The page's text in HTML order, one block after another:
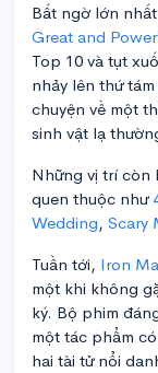
Bất ngờ lớn
Great and
Top 10 và tụt
nhảy lên thứ
chuyện về một
sinh vật lạ
Những vị trí còn
quen thuộc như
Wedding, Scary
Tuần tới, Iron
một khi không
ký. Bộ phim
một tác phẩm
hai tài tử nổi